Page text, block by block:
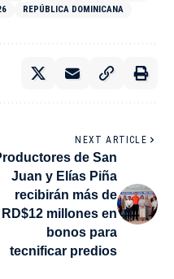
REPÚBLICA DOMINICANA
NEXT ARTICLE
de San
Juan y Elías Piña
recibirán más de
RD$12 millones en
bonos para
tecnificar predios